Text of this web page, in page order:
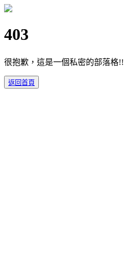
403
很抱歉，這是一個私密的部落格!!
返回首頁